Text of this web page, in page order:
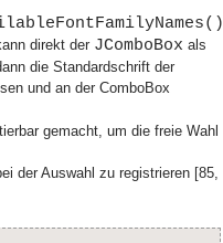
direkt der JComboBox als
die Standardschrift der
und an der ComboBox
gemacht, um die freie Wahl
der Auswahl zu registrieren [85,